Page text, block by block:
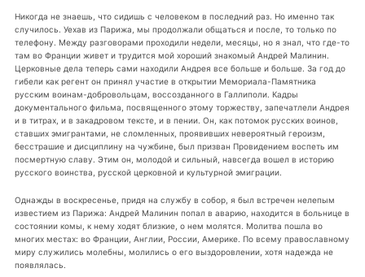
Никогда не знаешь, что сидишь с человеком в последний раз. Но именно так
случилось. Уехав из Парижа, мы продолжали общаться и после, то только по
телефону. Между разговорами проходили недели, месяцы, но я знал, что где-то
там во Франции живет и трудится мой хороший знакомый Андрей Малинин.
Церковные дела теперь сами находили Андрея все больше и больше. За год до
гибели как регент он принял участие в открытии Мемориала-Памятника
русским воинам-добровольцам, воссозданного в Галлиполи. Кадры
документального фильма, посвященного этому торжеству, запечатлели Андрея
и в титрах, и в закадровом тексте, и в пении. Он, как потомок русских воинов,
ставших эмигрантами, не сломленных, проявивших невероятный героизм,
бесстрашие и дисциплину на чужбине, был призван Провидением воспеть им
посмертную славу. Этим он, молодой и сильный, навсегда вошел в историю
русского воинства, русской церковной и культурной эмиграции.
Однажды в воскресенье, придя на службу в собор, я был встречен нелепым
известием из Парижа: Андрей Малинин попал в аварию, находится в больнице в
состоянии комы, к нему ходят близкие, о нем молятся. Молитва пошла во
многих местах: во Франции, Англии, России, Америке. По всему православному
миру служились молебны, молились о его выздоровлении, хотя надежда не
появлялась.